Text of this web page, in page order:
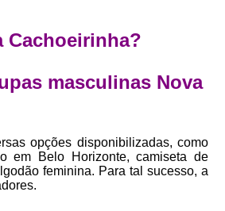
Desenvolvimento de Coleção de
de Estampa Exclusiva
Desenvolvimento
Desenvolvimento de
Desenvolvimento de
Cachoeirinha?
masculinas Nova
opções disponibilizadas, como
em Belo Horizonte, camiseta de
feminina. Para tal sucesso, a